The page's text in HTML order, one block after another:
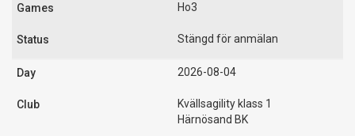
Ho3
Stängd för anmälan
2026-08-04
Kvällsagility klass 1
Härnösand BK